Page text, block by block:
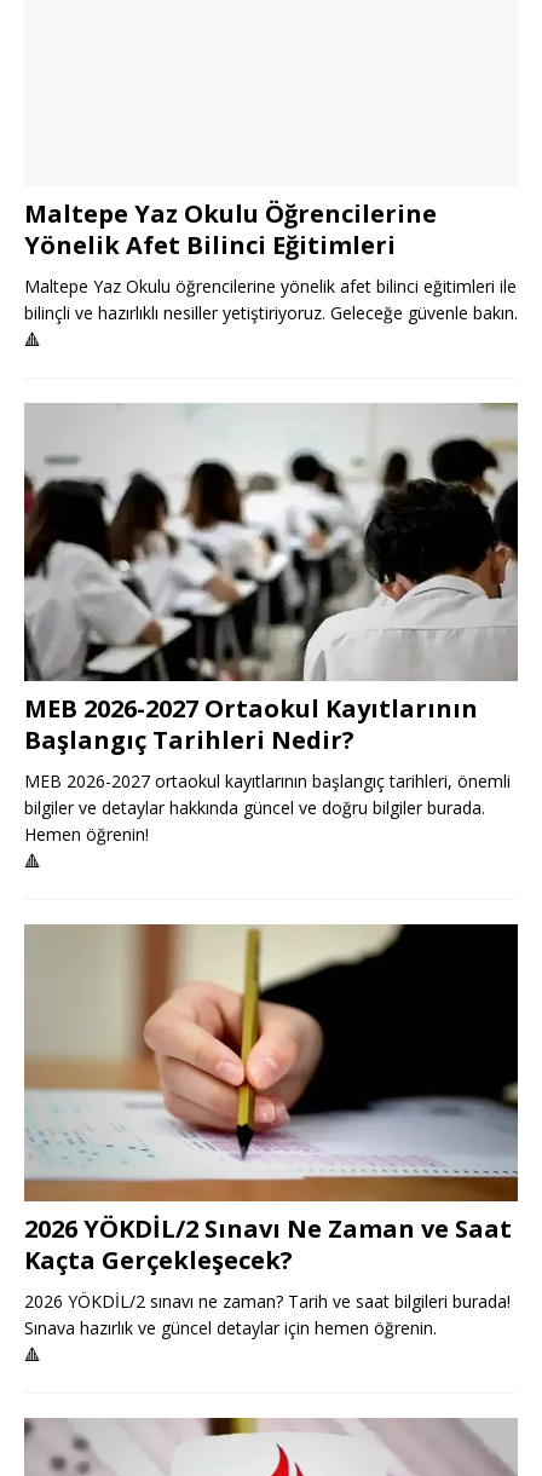
Maltepe Yaz Okulu Öğrencilerine
Yönelik Afet Bilinci Eğitimleri
Maltepe Yaz Okulu öğrencilerine yönelik afet bilinci eğitimleri ile
bilinçli ve hazırlıklı nesiller yetiştiriyoruz. Geleceğe güvenle bakın.
🔺
MEB 2026-2027 Ortaokul Kayıtlarının
Başlangıç Tarihleri Nedir?
MEB 2026-2027 ortaokul kayıtlarının başlangıç tarihleri, önemli
bilgiler ve detaylar hakkında güncel ve doğru bilgiler burada.
Hemen öğrenin!
🔺
2026 YÖKDİL/2 Sınavı Ne Zaman ve Saat
Kaçta Gerçekleşecek?
2026 YÖKDİL/2 sınavı ne zaman? Tarih ve saat bilgileri burada!
Sınava hazırlık ve güncel detaylar için hemen öğrenin.
🔺